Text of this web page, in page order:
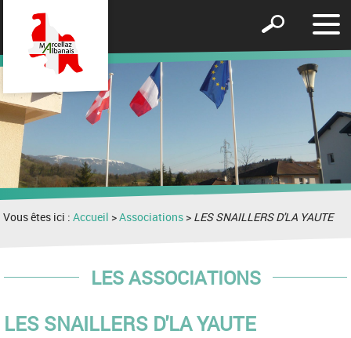
le
Afficher
formulaire
recherche
Vous êtes ici :Accueil >Associations > LES SNAILLERS D'LA YAUTE
LES ASSOCIATIONS
LES SNAILLERS D'LA YAUTE